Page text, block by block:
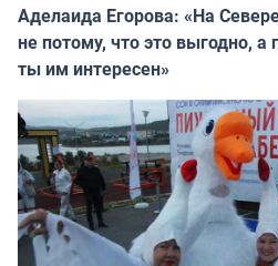
Аделаида Егорова: «На
не потому, что это выгодно, а
ты им интересен»